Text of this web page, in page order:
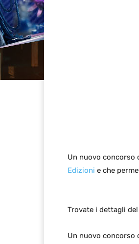
Un nuovo concorso
Edizioni e che
Trovate i dettagli
Un nuovo concorso